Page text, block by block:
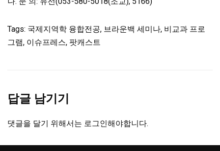
Tags: 국제지역학 융합전공, 브라운백 세미나, 비교과 프로
그램, 이슈프레스, 팟캐스트
답글 남기기
댓글을 달기 위해서는 로그인해야합니다.